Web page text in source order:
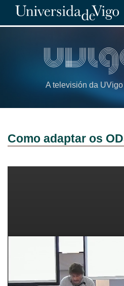
A televisión da
Como adaptar os